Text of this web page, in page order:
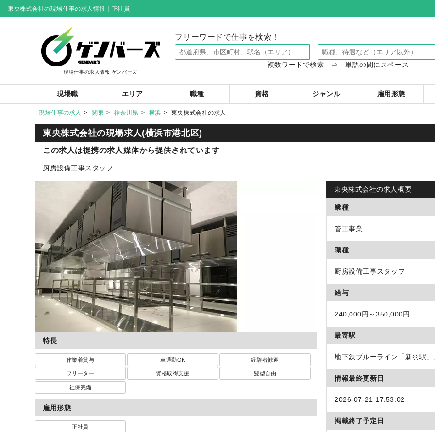
東央株式会社の現場仕事の求人情報｜正社員
現場仕事の求人情報 ゲンバーズ
フリーワードで仕事を検索！
複数ワードで検索 ⇒ 単語の間にスペース
現場職 エリア 職種 資格 ジャンル 雇用形態
現場仕事の求人 関東 神奈川県 横浜 東央株式会社の求人
東央株式会社の現場求人(横浜市港北区)
この求人は提携の求人媒体から提供されています
厨房設備工事スタッフ
特長
作業着貸与 車通勤OK 経験者歓迎
フリーター 資格取得支援 髪型自由
社保完備
雇用形態
正社員
東央株式会社の求人概要
業種
管工事業
職種
厨房設備工事スタッフ
給与
240,000円～350,000円
最寄駅
地下鉄ブルーライン「新羽駅
情報最終更新日
2026-07-21 17:53:02
掲載終了予定日